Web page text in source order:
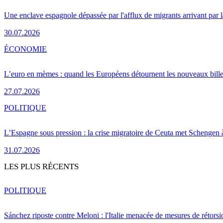
Une enclave espagnole dépassée par l'afflux de migrants arrivant par
30.07.2026
L’euro en mèmes : quand les Européens détournent les nouveaux
27.07.2026
ÉCONOMIE
L’Espagne sous pression : la crise migratoire de Ceuta met Schengen
31.07.2026
POLITIQUE
LES PLUS RÉCENTS
Sánchez riposte contre Meloni : l'Italie menacée de mesures de
POLITIQUE